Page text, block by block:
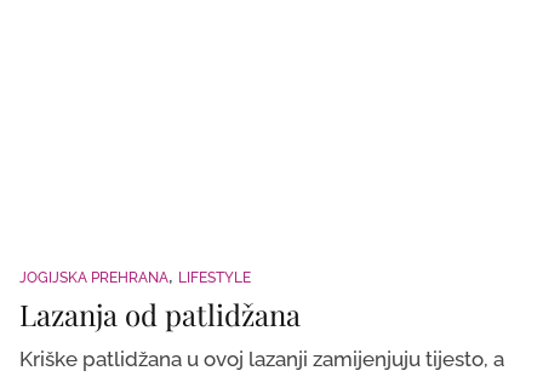
JOGIJSKA PREHRANA LIFESTYLE
Lazanja od patlidžana
Kriške patlidžana u ovoj lazanji zamijenjuju tijesto, a